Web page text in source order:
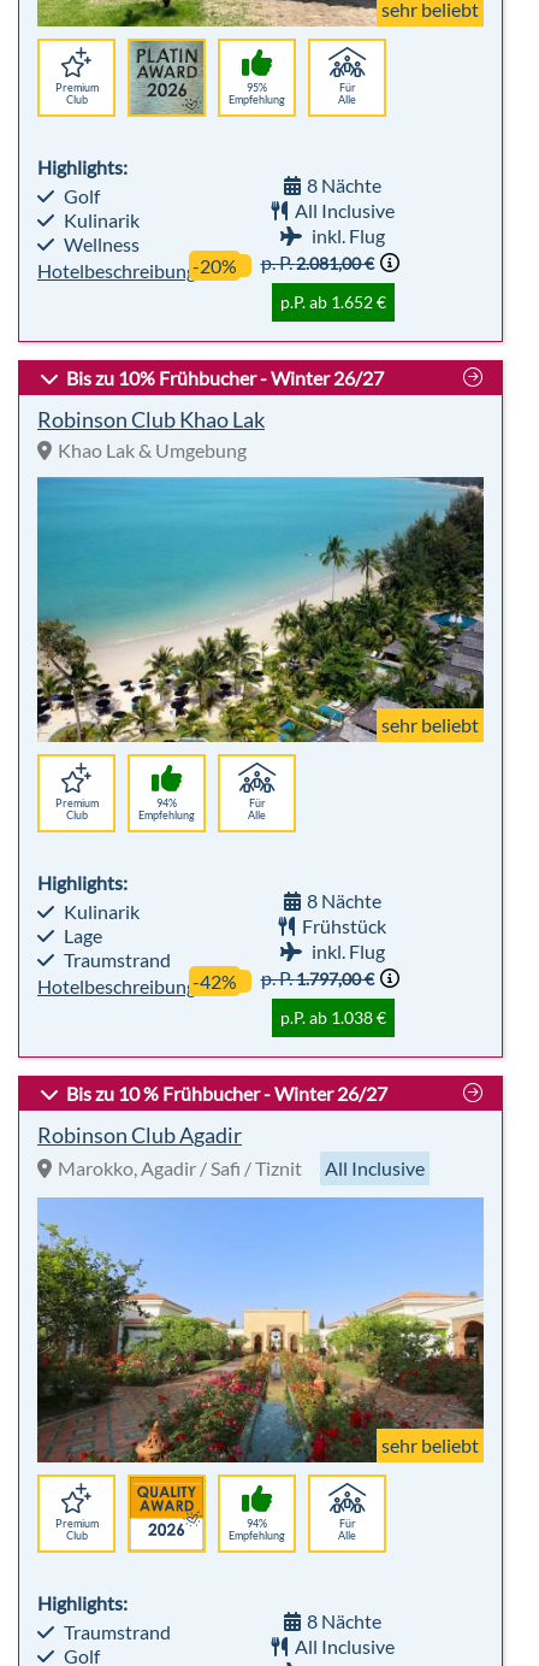
sehr beliebt
Premium
Club
95%
Empfehlung
Für
Alle
Highlights:
Golf
Kulinarik
Wellness
Hotelbeschreibung
8 Nächte
All Inclusive
inkl. Flug
-20%
p. P.2.081,00 €
p.P. ab 1.652 €
Bis zu 10% Frühbucher - Winter 26/27
Robinson Club Khao Lak
Khao Lak & Umgebung
sehr beliebt
Premium
Club
94%
Empfehlung
Für
Alle
Highlights:
Kulinarik
Lage
Traumstrand
Hotelbeschreibung
8 Nächte
Frühstück
inkl. Flug
-42%
p. P.1.797,00 €
p.P. ab 1.038 €
Bis zu 10 % Frühbucher - Winter 26/27
Robinson Club Agadir
Marokko, Agadir / Safi / Tiznit All Inclusive
sehr beliebt
Premium
Club
94%
Empfehlung
Für
Alle
Highlights:
Traumstrand
Golf
8 Nächte
All Inclusive